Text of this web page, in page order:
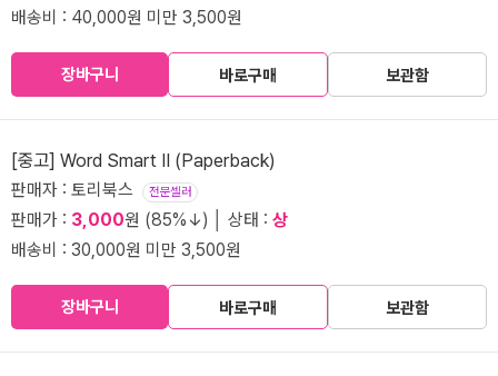
배송비 : 40,000원 미만 3,500원
장바구니 바로구매 보관함
[중고] Word Smart II (Paperback)
판매자 : 토리북스 전문셀러
판매가 : 3,000원 (85%↓) │ 상태 : 상
배송비 : 30,000원 미만 3,500원
장바구니 바로구매 보관함